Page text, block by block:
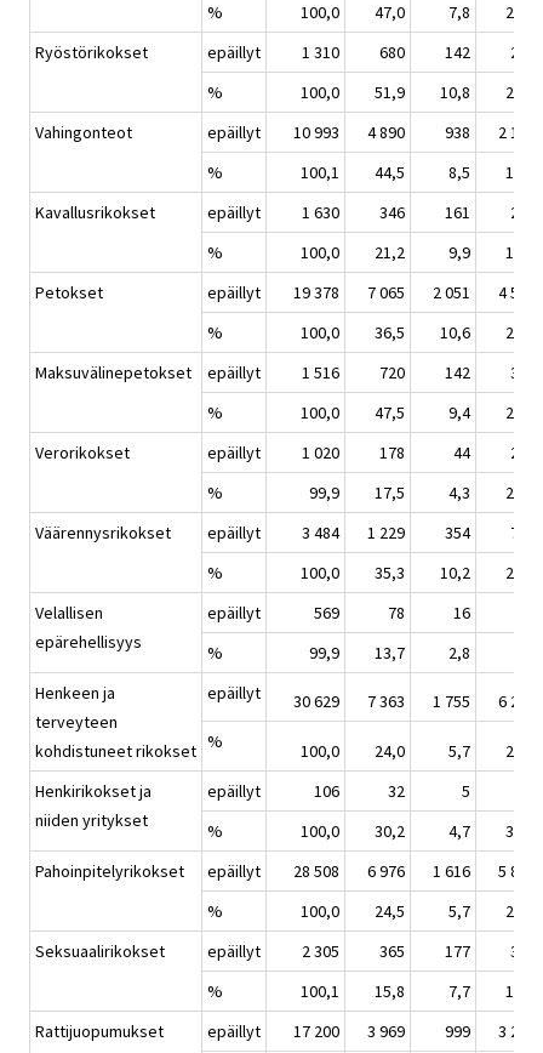
%
100,0 47,0 7,8
26,6
Ryöstörikokset
epäillyt 1 310 680 142
284
%
100,0 51,9 10,8
21,7
Vahingonteot
epäillyt 10 993 4 890 938
2 184
%
100,1 44,5 8,5
19,9
Kavallusrikokset
epäillyt 1 630 346 161
272
%
100,0 21,2 9,9
16,7
Petokset
epäillyt 19 378 7 065 2 051
4 573
%
100,0 36,5 10,6
23,6
Maksuvälinepetokset
epäillyt 1 516 720 142
353
%
100,0 47,5 9,4
23,3
Verorikokset
epäillyt 1 020 178 44
206
%
99,9 17,5 4,3
20,2
Väärennysrikokset
epäillyt 3 484 1 229 354
736
%
100,0 35,3 10,2
21,1
Velallisen
epärehellisyys
epäillyt 569 78 16
%
99,9 13,7 2,8
Henkeen ja
terveyteen
kohdistuneet rikokset
epäillyt 30 629 7 363 1 755
6 203
%
100,0 24,0 5,7
20,3
Henkirikokset ja
niiden yritykset
epäillyt 106 32 5
%
100,0 30,2 4,7
38,7
Pahoinpitelyrikokset
epäillyt 28 508 6 976 1 616
5 887
%
100,0 24,5 5,7
20,7
Seksuaalirikokset
epäillyt 2 305 365 177
387
%
100,1 15,8 7,7
16,8
Rattijuopumukset
epäillyt 17 200 3 969 999 3 269